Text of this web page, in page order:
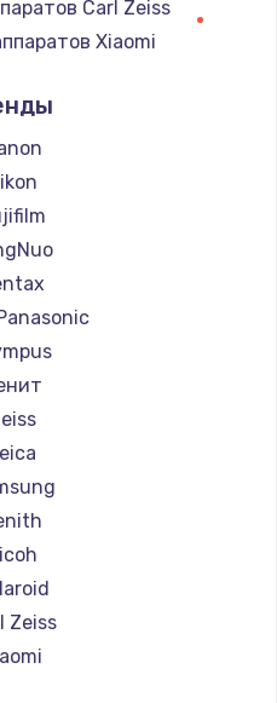
руб.
лампы
руб.
платы
руб.
датчика
руб.
Carl Zeiss
Xiaomi
Kodak
Blackmagic
Zeiss